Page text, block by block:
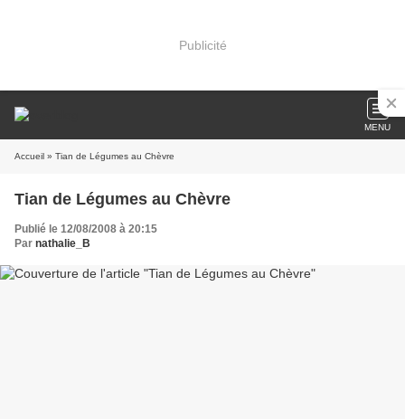
Publicité
MENU
Accueil » Tian de Légumes au Chèvre
Tian de Légumes au Chèvre
Publié le 12/08/2008 à 20:15
Par nathalie_B